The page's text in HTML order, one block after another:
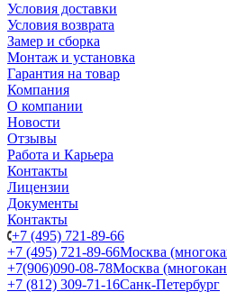
Условия доставки
Условия возврата
Замер и сборка
Монтаж и установка
Гарантия на товар
Компания
О компании
Новости
Отзывы
Работа и Карьера
Контакты
Лицензии
Документы
Контакты
+7 (495) 721-89-66
+7 (495) 721-89-66Москва
+7(906)090-08-78Москва
+7 (812) 309-71-16Санк-Петербург